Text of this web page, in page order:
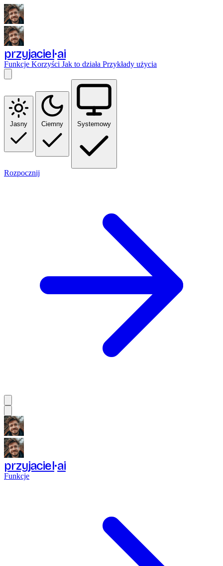
przyjaciel ai
Funkcje Korzyści Jak to działa Przykłady użycia
Jasny Ciemny Systemowy
Rozpocznij
przyjaciel ai
Funkcje